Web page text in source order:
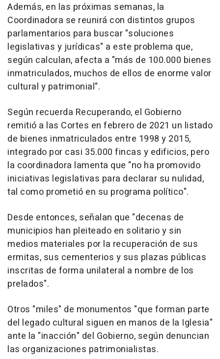
Además, en las próximas semanas, la
Coordinadora se reunirá con distintos grupos
parlamentarios para buscar "soluciones
legislativas y jurídicas" a este problema que,
según calculan, afecta a "más de 100.000 bienes
inmatriculados, muchos de ellos de enorme valor
cultural y patrimonial".
Según recuerda Recuperando, el Gobierno
remitió a las Cortes en febrero de 2021 un listado
de bienes inmatriculados entre 1998 y 2015,
integrado por casi 35.000 fincas y edificios, pero
la coordinadora lamenta que "no ha promovido
iniciativas legislativas para declarar su nulidad,
tal como prometió en su programa político".
Desde entonces, señalan que "decenas de
municipios han pleiteado en solitario y sin
medios materiales por la recuperación de sus
ermitas, sus cementerios y sus plazas públicas
inscritas de forma unilateral a nombre de los
prelados".
Otros "miles" de monumentos "que forman parte
del legado cultural siguen en manos de la Iglesia"
ante la "inacción" del Gobierno, según denuncian
las organizaciones patrimonialistas.